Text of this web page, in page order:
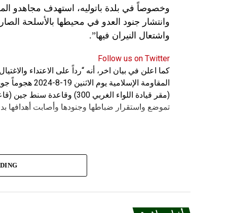
وانتشار جنود العدو في محيطها بالأسلحة
واشتعال النيران فيها”.
Follow us on Twitter
كما اعلن في بيان اخر، أنه “رداً على الاعتداء
المقاومة
(مقر قيادة اللواء الغربي
تموضع واستقرار ضباطها وجنودها وأصابت أهدافها